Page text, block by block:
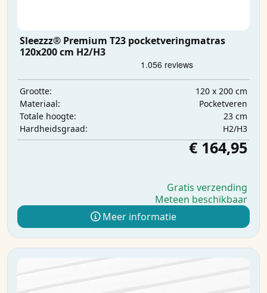
Sleezzz® Premium T23 pocketveringmatras
120x200 cm H2/H3
Grootte:
120 x 200 cm
Materiaal:
Pocketveren
Totale hoogte:
23 cm
Hardheidsgraad:
H2/H3
€ 164,95
Gratis verzending
Meteen beschikbaar
Meer informatie